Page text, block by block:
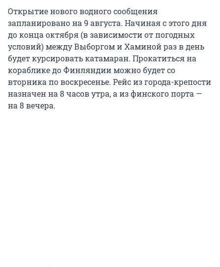
Открытие нового водного сообщения
запланировано на 9 августа. Начиная с этого дня
до конца октября (в зависимости от погодных
условий) между Выборгом и Хаминой раз в день
будет курсировать катамаран. Прокатиться на
кораблике до Финляндии можно будет со
вторника по воскресенье. Рейс из города-крепости
назначен на 8 часов утра, а из финского порта —
на 8 вечера.